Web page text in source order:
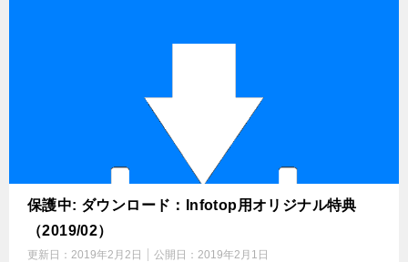
保護中: ダウンロード：Infotop用オリジナル特典
（2019/02）
更新日： 2019年2月2日 公開日： 2019年2月1日